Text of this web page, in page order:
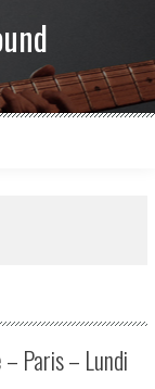
Paris – Lundi